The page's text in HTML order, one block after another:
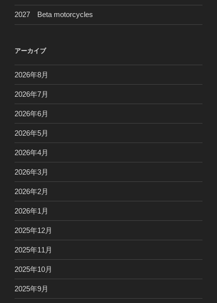
2027 Beta motorcycles
アーカイブ
2026年8月
2026年7月
2026年6月
2026年5月
2026年4月
2026年3月
2026年2月
2026年1月
2025年12月
2025年11月
2025年10月
2025年9月